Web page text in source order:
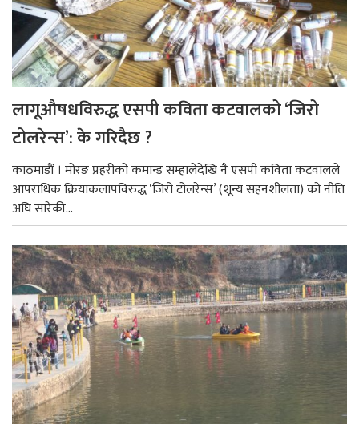
लागूऔषधविरुद्ध एसपी कविता कटवालको ‘जिरो
टोलरेन्स’: के गरिदैछ ?
काठमाडाैं । मोरङ प्रहरीको कमान्ड सम्हालेदेखि नै एसपी कविता कटवालले
आपराधिक क्रियाकलापविरुद्ध ‘जिरो टोलरेन्स’ (शून्य सहनशीलता) को नीति
अघि सारेकी...